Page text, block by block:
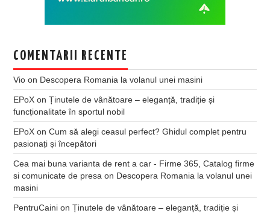
COMENTARII RECENTE
Vio on Descopera Romania la volanul unei masini
EPoX onȚinutele de vânătoare – eleganță, tradiție și
funcționalitate în sportul nobil
EPoX onCum să alegi ceasul perfect? Ghidul complet pentru
pasionați și începători
Cea mai buna varianta de rent a car - Firme 365, Catalog firme
si comunicate de presa on Descopera Romania la volanul unei
masini
PentruCaini onȚinutele de vânătoare – eleganță, tradiție și